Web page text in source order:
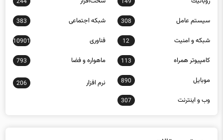
سيستم عامل 308 شبكه اجتماعی 383
شبكه و امنيت 12 فناوری 10901
كامپيوتر همراه 113 ماهواره و فضا 793
موبايل 890
206
وب و اينترنت 307